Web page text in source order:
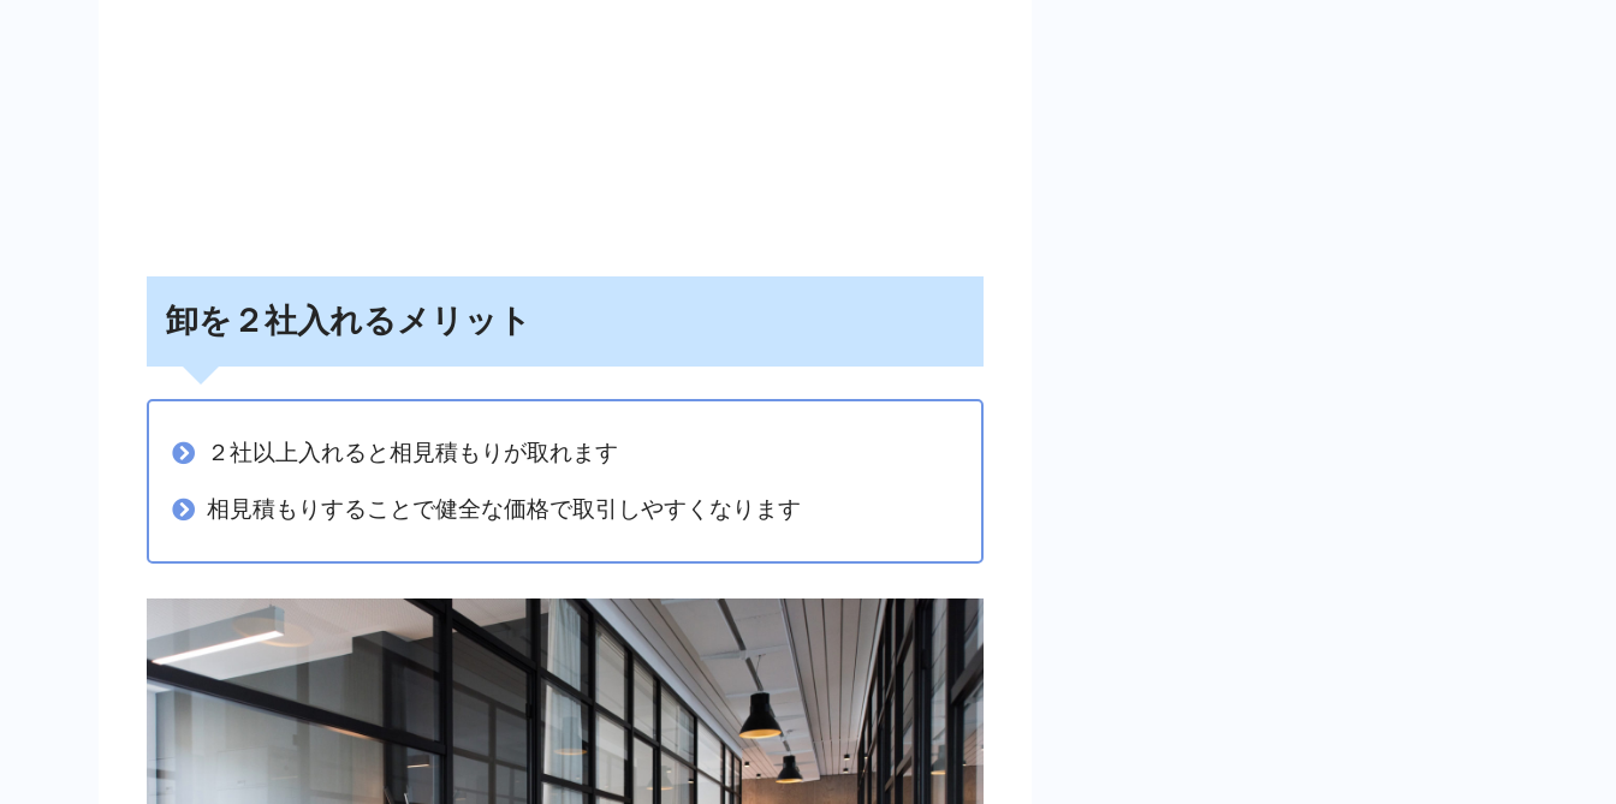
卸を２社入れるメリット
２社以上入れると相見積もりが取れます
相見積もりすることで健全な価格で取引しやすくなります